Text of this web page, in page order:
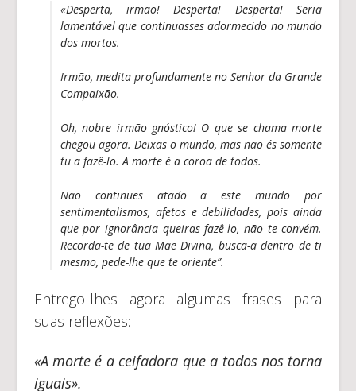
«Desperta, irmão! Desperta! Desperta! Seria
lamentável que continuasses adormecido no mundo
dos mortos.
Irmão, medita profundamente no Senhor da Grande
Compaixão.
Oh, nobre irmão gnóstico! O que se chama morte
chegou agora. Deixas o mundo, mas não és somente
tu a fazê-lo. A morte é a coroa de todos.
Não continues atado a este mundo por
sentimentalismos, afetos e debilidades, pois ainda
que por ignorância queiras fazê-lo, não te convém.
Recorda-te de tua Mãe Divina, busca-a dentro de ti
mesmo, pede-lhe que te oriente”.
Entrego-lhes agora algumas frases para
suas reflexões:
«A morte é a ceifadora que a todos nos torna
iguais».